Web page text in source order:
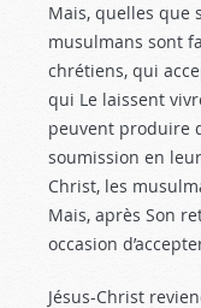
Mais, quelles que
musulmans sont
chrétiens, qui
qui Le laissent
peuvent produire
soumission en
Christ, les
Mais, après Son
occasion
Jésus-Christ